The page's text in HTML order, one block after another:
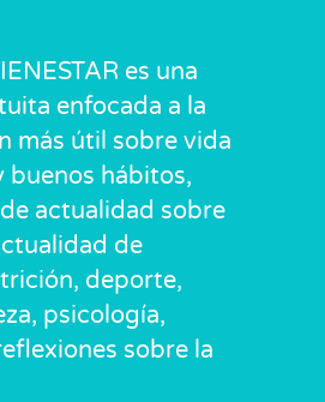
es una
enfocada a la
más útil sobre vida
buenos hábitos,
actualidad sobre
de
deporte,
psicología,
sobre la